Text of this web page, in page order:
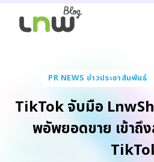
PR NEWS ข่าวประชาสัมพันธ์
TikTok จับมือ
พอัพยอดขาย เข้าถึ